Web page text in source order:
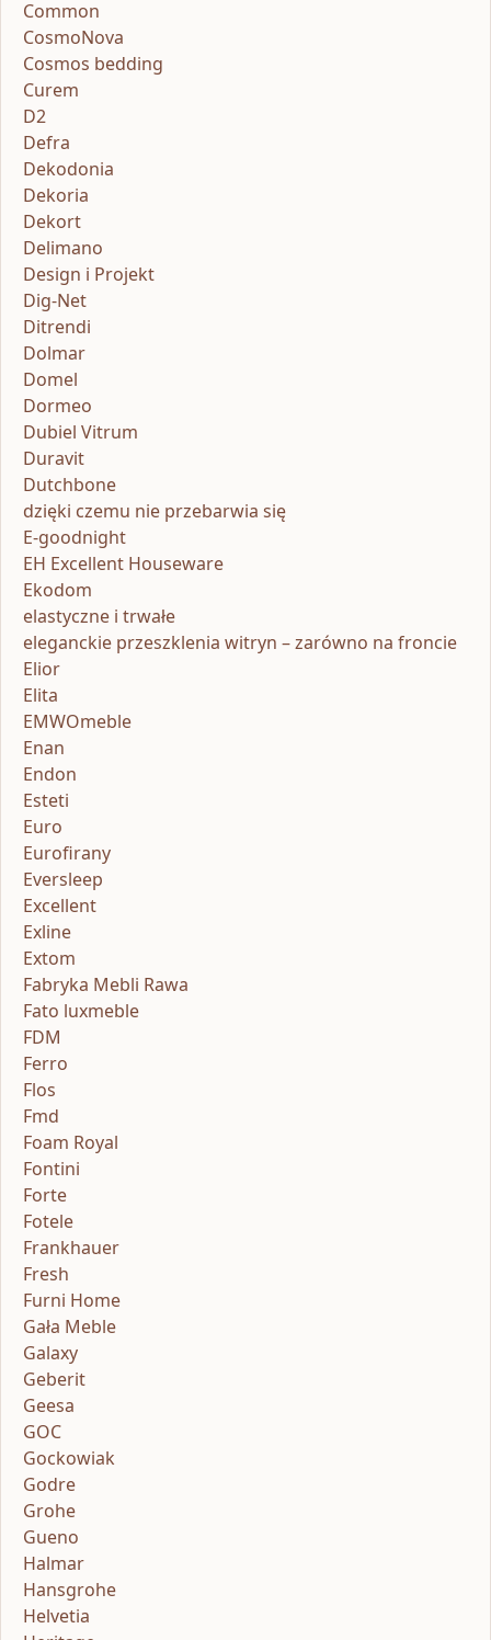
Common
CosmoNova
Cosmos bedding
Curem
D2
Defra
Dekodonia
Dekoria
Dekort
Delimano
Design i Projekt
Dig-Net
Ditrendi
Dolmar
Domel
Dormeo
Dubiel Vitrum
Duravit
Dutchbone
dzięki czemu nie przebarwia się
E-goodnight
EH Excellent Houseware
Ekodom
elastyczne i trwałe
eleganckie przeszklenia witryn – zarówno na froncie
Elior
Elita
EMWOmeble
Enan
Endon
Esteti
Euro
Eurofirany
Eversleep
Excellent
Exline
Extom
Fabryka Mebli Rawa
Fato luxmeble
FDM
Ferro
Flos
Fmd
Foam Royal
Fontini
Forte
Fotele
Frankhauer
Fresh
Furni Home
Gała Meble
Galaxy
Geberit
Geesa
GOC
Gockowiak
Godre
Grohe
Gueno
Halmar
Hansgrohe
Helvetia